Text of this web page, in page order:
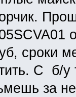
сроки
С б/у
за